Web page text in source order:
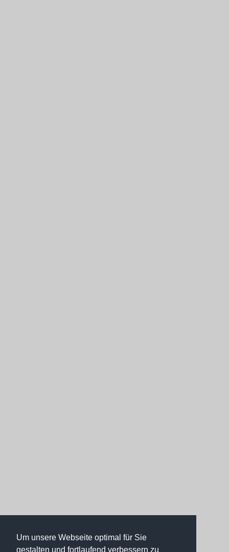
Um unsere Webseite optimal für Sie
gestalten und fortlaufend verbessern zu